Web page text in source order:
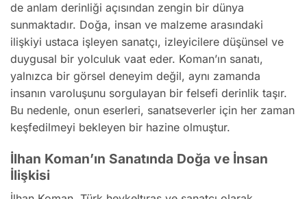
de anlam derinliği açısından zengin bir dünya
sunmaktadır. Doğa, insan ve malzeme arasındaki
ilişkiyi ustaca işleyen sanatçı, izleyicilere düşünsel ve
duygusal bir yolculuk vaat eder. Koman’ın sanatı,
yalnızca bir görsel deneyim değil, aynı zamanda
insanın varoluşunu sorgulayan bir felsefi derinlik taşır.
Bu nedenle, onun eserleri, sanatseverler için her zaman
keşfedilmeyi bekleyen bir hazine olmuştur.
İlhan Koman’ın Sanatında Doğa ve İnsan
İlişkisi